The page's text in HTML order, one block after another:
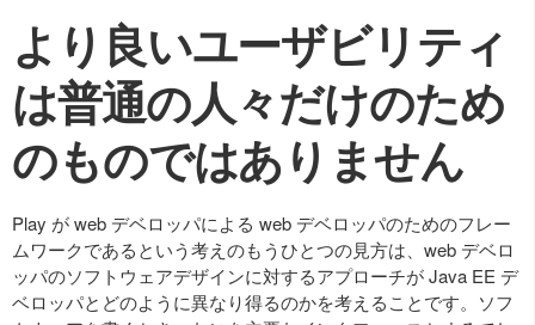
より良いユーザビリティ
は普通の人々だけのため
のものではありません
Play が web デベロッパによる web デベロッパのためのフレー
ムワークであるという考えのもうひとつの見方は、web デベロ
ッパのソフトウェアデザインに対するアプローチが Java EE デ
ベロッパとどのように異なり得るのかを考えることです。ソフ